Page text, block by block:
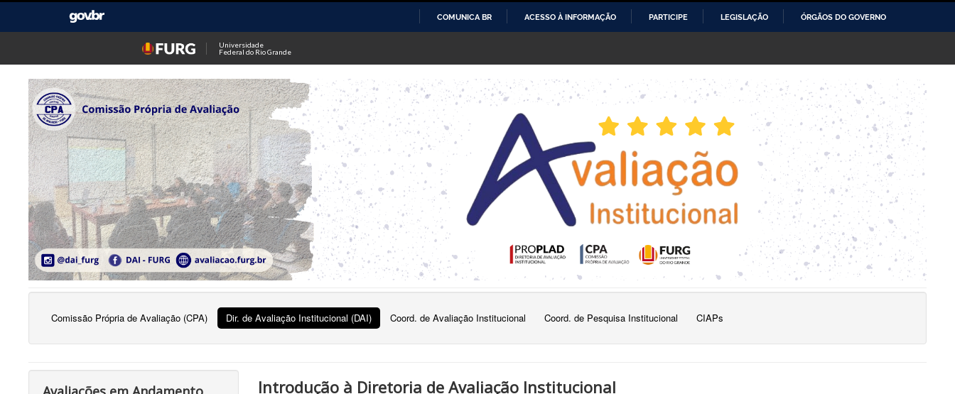
O
CONTEÚDO
COMUNICA BR ACESSO À INFORMAÇÃO PARTICIPE LEGISLAÇÃO ÓRGÃOS DO GOVERNO
Universidade
Federal do Rio Grande
Comissão Própria de Avaliação (CPA) Dir. de Avaliação Institucional (DAI) Coord. de Avaliação Institucional Coord. de Pesquisa Institucional CIAPs
Introdução à Diretoria de Avaliação Institucional